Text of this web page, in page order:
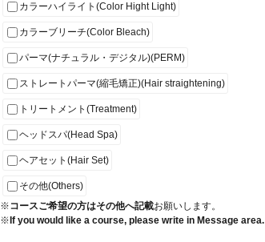
カラーハイライト(Color Hight Light)
カラーブリーチ(Color Bleach)
パーマ(ナチュラル・デジタル)(PERM)
ストレートパーマ(縮毛矯正)(Hair straightening)
トリートメント(Treatment)
ヘッドスパ(Head Spa)
ヘアセット(Hair Set)
その他(Others)
※コースご希望の方はその他へ記載お願いします。
※ If you would like a course, please write in Message area.